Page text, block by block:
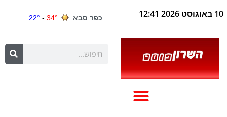
10 באוגוסט 2026 12:41